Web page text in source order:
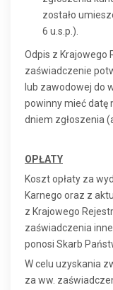
zostało
6 u.s.p.).
Odpis z Krajowego
zaświadczenie
lub zawodowej do
powinny mieć datę
dniem zgłoszenia
OPŁATY
Koszt opłaty za
Karnego oraz z
z Krajowego
zaświadczenia
ponosi Skarb
W celu uzyskania
za ww.